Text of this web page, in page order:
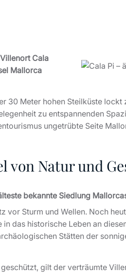
Cala
Mallorca
30 Meter hohen Steilküste
zu entspannenden
ungetrübte Seite
von Natur und
bekannte Siedlung
vor Sturm und Wellen. Noch
das historische Leben an
Stätten der
gilt der verträumte